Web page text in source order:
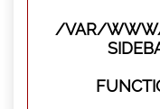
/VAR/WWW/